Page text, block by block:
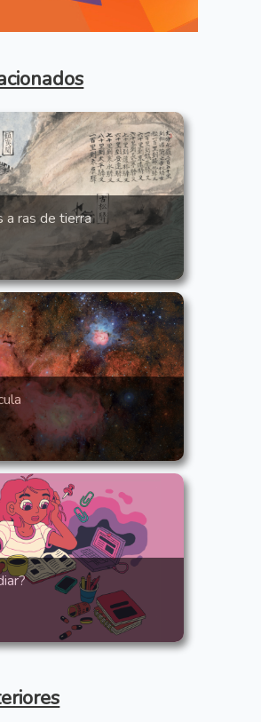
a ras de tierra